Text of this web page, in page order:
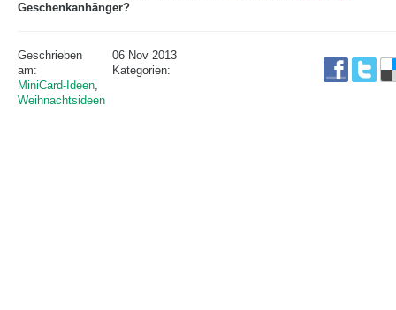
Geschenkanhänger?
Geschrieben
am:
06 Nov 2013
Kategorien:
MiniCard-Ideen,
Weihnachtsideen